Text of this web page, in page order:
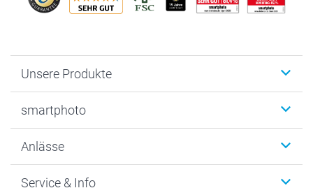
Unsere Produkte
Fotogeschenke
MyNameBook
Fotoabzüge, Fotos als Buch & Poster
smartphoto
Warum smartphoto
Datenschutz
Anlässe
Neujahr
Service & Info